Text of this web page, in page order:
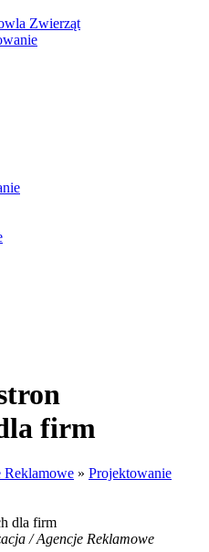
Zwierząt
firm
Reklamowe » Projektowanie
dla firm
/ Agencje Reklamowe